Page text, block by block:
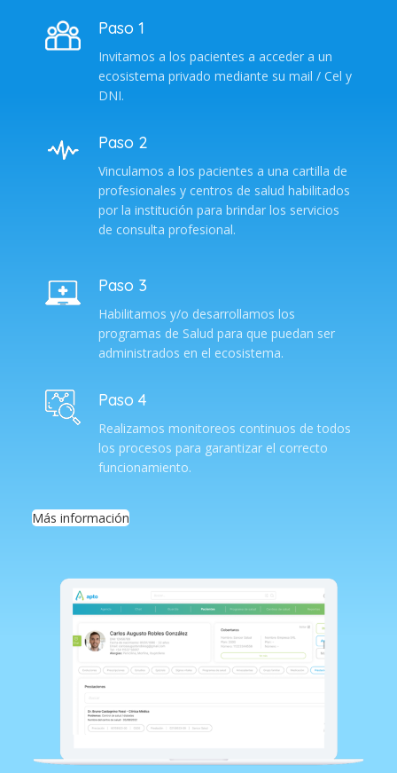
Paso 1
Invitamos a los pacientes a acceder a un
ecosistema privado mediante su mail / Cel y
DNI.
Paso 2
Vinculamos a los pacientes a una cartilla de
profesionales y centros de salud habilitados
por la institución para brindar los servicios
de consulta profesional.
Paso 3
Habilitamos y/o desarrollamos los
programas de Salud para que puedan ser
administrados en el ecosistema.
Paso 4
Realizamos monitoreos continuos de todos
los procesos para garantizar el correcto
funcionamiento.
Más información